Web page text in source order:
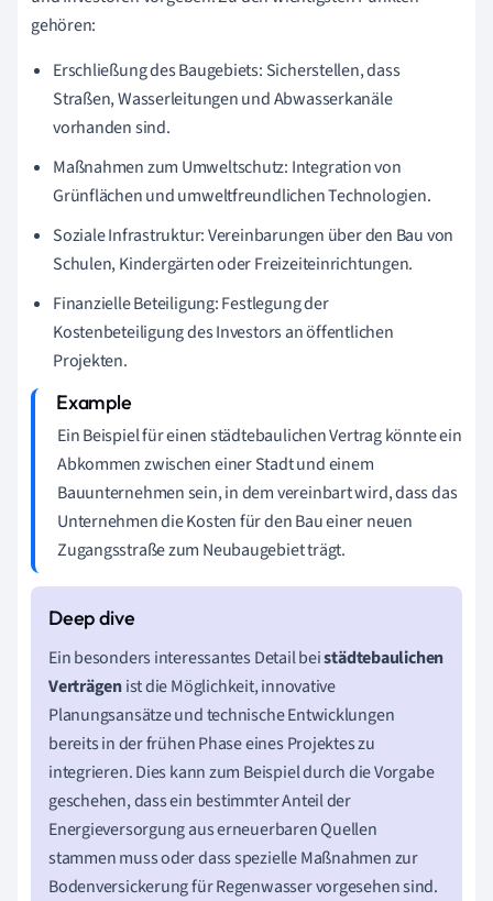
gehören:
Erschließung des Baugebiets: Sicherstellen, dass
Straßen, Wasserleitungen und Abwasserkanäle
vorhanden sind.
Maßnahmen zum Umweltschutz: Integration von
Grünflächen und umweltfreundlichen Technologien.
Soziale Infrastruktur: Vereinbarungen über den Bau von
Schulen, Kindergärten oder Freizeiteinrichtungen.
Finanzielle Beteiligung: Festlegung der
Kostenbeteiligung des Investors an öffentlichen
Projekten.
Ein Beispiel für einen städtebaulichen Vertrag könnte ein
Abkommen zwischen einer Stadt und einem
Bauunternehmen sein, in dem vereinbart wird, dass das
Unternehmen die Kosten für den Bau einer neuen
Zugangsstraße zum Neubaugebiet trägt.
Ein besonders interessantes Detail beistädtebaulichen
Verträgenist die Möglichkeit, innovative
Planungsansätze und technische Entwicklungen
bereits in der frühen Phase eines Projektes zu
integrieren. Dies kann zum Beispiel durch die Vorgabe
geschehen, dass ein bestimmter Anteil der
Energieversorgung aus erneuerbaren Quellen
stammen muss oder dass spezielle Maßnahmen zur
Bodenversickerung für Regenwasser vorgesehen sind.